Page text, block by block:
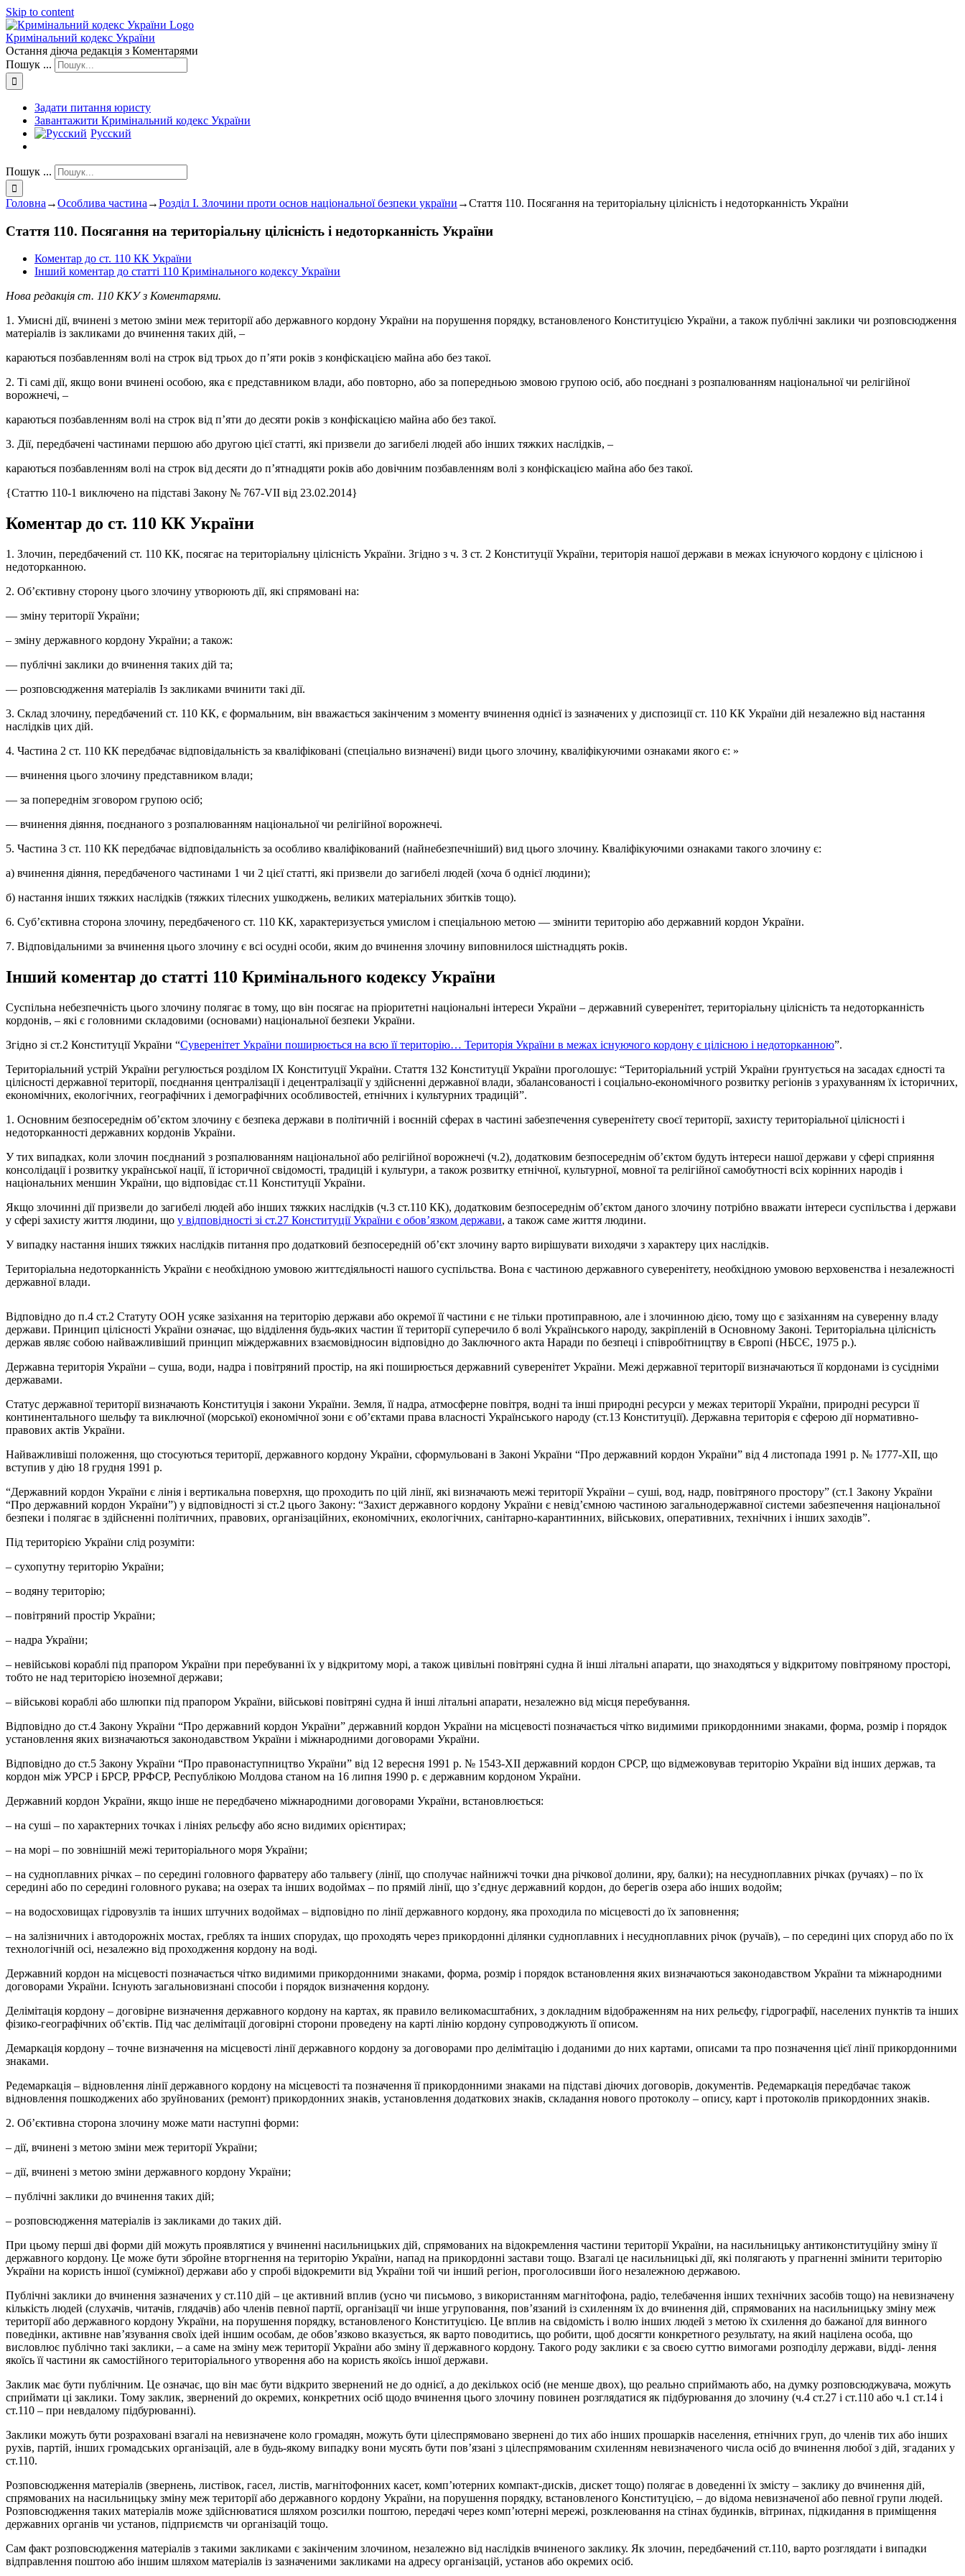
Skip to content
Кримінальний кодекс України
Остання діюча редакція з Коментарями
Пошук ...
Задати питання юристу
Завантажити Кримінальний кодекс України
Русский
Пошук ...
Головна →Особлива частина →Розділ I. Злочини проти основ національної безпеки україни →Стаття 110. Посягання на територіальну цілісність і недоторканність України
Стаття 110. Посягання на територіальну цілісність і недоторканність України
Коментар до ст. 110 КК України
Інший коментар до статті 110 Кримінального кодексу України
Нова редакція ст. 110 ККУ з Коментарями.
1. Умисні дії, вчинені з метою зміни меж території або державного кордону України на порушення порядку, встановленого Конституцією України, а також публічні заклики чи розповсюдження
матеріалів із закликами до вчинення таких дій, –
караються позбавленням волі на строк від трьох до п’яти років з конфіскацією майна або без такої.
2. Ті самі дії, якщо вони вчинені особою, яка є представником влади, або повторно, або за попередньою змовою групою осіб, або поєднані з розпалюванням національної чи релігійної
ворожнечі, –
караються позбавленням волі на строк від п’яти до десяти років з конфіскацією майна або без такої.
3. Дії, передбачені частинами першою або другою цієї статті, які призвели до загибелі людей або інших тяжких наслідків, –
караються позбавленням волі на строк від десяти до п’ятнадцяти років або довічним позбавленням волі з конфіскацією майна або без такої.
{Статтю 110-1 виключено на підставі Закону № 767-VII від 23.02.2014}
Коментар до ст. 110 КК України
1. Злочин, передбачений ст. 110 КК, посягає на територіальну цілісність України. Згідно з ч. З ст. 2 Конституції України, територія нашої держави в межах існуючого кордону є цілісною і
недоторканною.
2. Об’єктивну сторону цього злочину утворюють дії, які спрямовані на:
— зміну території України;
– зміну державного кордону України; а також:
— публічні заклики до вчинення таких дій та;
— розповсюдження матеріалів Із закликами вчинити такі дії.
3. Склад злочину, передбачений ст. 110 КК, є формальним, він вважається закінченим з моменту вчинення однієї із зазначених у диспозиції ст. 110 КК України дій незалежно від настання
наслідків цих дій.
4. Частина 2 ст. 110 КК передбачає відповідальність за кваліфіковані (спеціально визначені) види цього злочину, кваліфікуючими ознаками якого є: »
— вчинення цього злочину представником влади;
— за попереднім зговором групою осіб;
— вчинення діяння, поєднаного з розпалюванням національної чи релігійної ворожнечі.
5. Частина 3 ст. 110 КК передбачає відповідальність за особливо кваліфікований (найнебезпечніший) вид цього злочину. Кваліфікуючими ознаками такого злочину є:
а) вчинення діяння, передбаченого частинами 1 чи 2 цієї статті, які призвели до загибелі людей (хоча б однієї людини);
б) настання інших тяжких наслідків (тяжких тілесних ушкоджень, великих матеріальних збитків тощо).
6. Суб’єктивна сторона злочину, передбаченого ст. 110 КК, характеризується умислом і спеціальною метою — змінити територію або державний кордон України.
7. Відповідальними за вчинення цього злочину є всі осудні особи, яким до вчинення злочину виповнилося шістнадцять років.
Інший коментар до статті 110 Кримінального кодексу України
Суспільна небезпечність цього злочину полягає в тому, що він посягає на пріоритетні національні інтереси України – державний суверенітет, територіальну цілісність та недоторканність
кордонів, – які є головними складовими (основами) національної безпеки України.
Згідно зі ст.2 Конституції України “Суверенітет України поширюється на всю її територію… Територія України в межах існуючого кордону є цілісною і недоторканною”.
Територіальний устрій України регулюється розділом IX Конституції України. Стаття 132 Конституції України проголошує: “Територіальний устрій України ґрунтується на засадах єдності та
цілісності державної території, поєднання централізації і децентралізації у здійсненні державної влади, збалансованості і соціально-економічного розвитку регіонів з урахуванням їх історичних,
економічних, екологічних, географічних і демографічних особливостей, етнічних і культурних традицій”.
1. Основним безпосереднім об’єктом злочину є безпека держави в політичній і воєнній сферах в частині забезпечення суверенітету своєї території, захисту територіальної цілісності і
недоторканності державних кордонів України.
У тих випадках, коли злочин поєднаний з розпалюванням національної або релігійної ворожнечі (ч.2), додатковим безпосереднім об’єктом будуть інтереси нашої держави у сфері сприяння
консолідації і розвитку української нації, її історичної свідомості, традицій і культури, а також розвитку етнічної, культурної, мовної та релігійної самобутності всіх корінних народів і
національних меншин України, що відповідає ст.11 Конституції України.
Якщо злочинні дії призвели до загибелі людей або інших тяжких наслідків (ч.3 ст.110 КК), додатковим безпосереднім об’єктом даного злочину потрібно вважати інтереси суспільства і держави
у сфері захисту життя людини, що у відповідності зі ст.27 Конституції України є обов’язком держави, а також саме життя людини.
У випадку настання інших тяжких наслідків питання про додатковий безпосередній об’єкт злочину варто вирішувати виходячи з характеру цих наслідків.
Територіальна недоторканність України є необхідною умовою життєдіяльності нашого суспільства. Вона є частиною державного суверенітету, необхідною умовою верховенства і незалежності
державної влади.
Відповідно до п.4 ст.2 Статуту ООН усяке зазіхання на територію держави або окремої її частини є не тільки протиправною, але і злочинною дією, тому що є зазіханням на суверенну владу
держави. Принцип цілісності України означає, що відділення будь-яких частин її території суперечило б волі Українського народу, закріпленій в Основному Законі. Територіальна цілісність
держав являє собою найважливіший принцип міждержавних взаємовідносин відповідно до Заключного акта Наради по безпеці і співробітництву в Європі (НБСЄ, 1975 р.).
Державна територія України – суша, води, надра і повітряний простір, на які поширюється державний суверенітет України. Межі державної території визначаються її кордонами із сусідніми
державами.
Статус державної території визначають Конституція і закони України. Земля, її надра, атмосферне повітря, водні та інші природні ресурси у межах території України, природні ресурси її
континентального шельфу та виключної (морської) економічної зони є об’єктами права власності Українського народу (ст.13 Конституції). Державна територія є сферою дії нормативно-
правових актів України.
Найважливіші положення, що стосуються території, державного кордону України, сформульовані в Законі України “Про державний кордон України” від 4 листопада 1991 р. № 1777-ХІІ, що
вступив у дію 18 грудня 1991 р.
“Державний кордон України є лінія і вертикальна поверхня, що проходить по цій лінії, які визначають межі території України – суші, вод, надр, повітряного простору” (ст.1 Закону України
“Про державний кордон України”) у відповідності зі ст.2 цього Закону: “Захист державного кордону України є невід’ємною частиною загальнодержавної системи забезпечення національної
безпеки і полягає в здійсненні політичних, правових, організаційних, економічних, екологічних, санітарно-карантинних, військових, оперативних, технічних і інших заходів”.
Під територією України слід розуміти:
– сухопутну територію України;
– водяну територію;
– повітряний простір України;
– надра України;
– невійськові кораблі під прапором України при перебуванні їх у відкритому морі, а також цивільні повітряні судна й інші літальні апарати, що знаходяться у відкритому повітряному просторі,
тобто не над територією іноземної держави;
– військові кораблі або шлюпки під прапором України, військові повітряні судна й інші літальні апарати, незалежно від місця перебування.
Відповідно до ст.4 Закону України “Про державний кордон України” державний кордон України на місцевості позначається чітко видимими прикордонними знаками, форма, розмір і порядок
установлення яких визначаються законодавством України і міжнародними договорами України.
Відповідно до ст.5 Закону України “Про правонаступництво України” від 12 вересня 1991 р. № 1543-ХІІ державний кордон СРСР, що відмежовував територію України від інших держав, та
кордон між УРСР і БРСР, РРФСР, Республікою Молдова станом на 16 липня 1990 р. є державним кордоном України.
Державний кордон України, якщо інше не передбачено міжнародними договорами України, встановлюється:
– на суші – по характерних точках і лініях рельєфу або ясно видимих орієнтирах;
– на морі – по зовнішній межі територіального моря України;
– на судноплавних річках – по середині головного фарватеру або тальвегу (лінії, що сполучає найнижчі точки дна річкової долини, яру, балки); на несудноплавних річках (ручаях) – по їх
середині або по середині головного рукава; на озерах та інших водоймах – по прямій лінії, що з’єднує державний кордон, до берегів озера або інших водойм;
– на водосховищах гідровузлів та інших штучних водоймах – відповідно по лінії державного кордону, яка проходила по місцевості до їх заповнення;
– на залізничних і автодорожніх мостах, греблях та інших спорудах, що проходять через прикордонні ділянки судноплавних і несудноплавних річок (ручаїв), – по середині цих споруд або по їх
технологічній осі, незалежно від проходження кордону на воді.
Державний кордон на місцевості позначається чітко видимими прикордонними знаками, форма, розмір і порядок встановлення яких визначаються законодавством України та міжнародними
договорами України. Існують загальновизнані способи і порядок визначення кордону.
Делімітація кордону – договірне визначення державного кордону на картах, як правило великомасштабних, з докладним відображенням на них рельєфу, гідрографії, населених пунктів та інших
фізико-географічних об’єктів. Під час делімітації договірні сторони проведену на карті лінію кордону супроводжують її описом.
Демаркація кордону – точне визначення на місцевості лінії державного кордону за договорами про делімітацію і доданими до них картами, описами та про позначення цієї лінії прикордонними
знаками.
Редемаркація – відновлення лінії державного кордону на місцевості та позначення її прикордонними знаками на підставі діючих договорів, документів. Редемаркація передбачає також
відновлення пошкоджених або зруйнованих (ремонт) прикордонних знаків, установлення додаткових знаків, складання нового протоколу – опису, карт і протоколів прикордонних знаків.
2. Об’єктивна сторона злочину може мати наступні форми:
– дії, вчинені з метою зміни меж території України;
– дії, вчинені з метою зміни державного кордону України;
– публічні заклики до вчинення таких дій;
– розповсюдження матеріалів із закликами до таких дій.
При цьому перші дві форми дій можуть проявлятися у вчиненні насильницьких дій, спрямованих на відокремлення частини території України, на насильницьку антиконституційну зміну її
державного кордону. Це може бути збройне вторгнення на територію України, напад на прикордонні застави тощо. Взагалі це насильницькі дії, які полягають у прагненні змінити територію
України на користь іншої (суміжної) держави або у спробі відокремити від України той чи інший регіон, проголосивши його незалежною державою.
Публічні заклики до вчинення зазначених у ст.110 дій – це активний вплив (усно чи письмово, з використанням магнітофона, радіо, телебачення інших технічних засобів тощо) на невизначену
кількість людей (слухачів, читачів, глядачів) або членів певної партії, організації чи інше угруповання, пов’язаний із схиленням їх до вчинення дій, спрямованих на насильницьку зміну меж
території або державного кордону України, на порушення порядку, встановленого Конституцією. Це вплив на свідомість і волю інших людей з метою їх схилення до бажаної для винного
поведінки, активне нав’язування своїх ідей іншим особам, де обов’язково вказується, як варто поводитись, що робити, щоб досягти конкретного результату, на який націлена особа, що
висловлює публічно такі заклики, – а саме на зміну меж території України або зміну її державного кордону. Такого роду заклики є за своєю суттю вимогами розподілу держави, відді- лення
якоїсь її частини як самостійного територіального утворення або на користь якоїсь іншої держави.
Заклик має бути публічним. Це означає, що він має бути відкрито звернений не до однієї, а до декількох осіб (не менше двох), що реально сприймають або, на думку розповсюджувача, можуть
сприймати ці заклики. Тому заклик, звернений до окремих, конкретних осіб щодо вчинення цього злочину повинен розглядатися як підбурювання до злочину (ч.4 ст.27 і ст.110 або ч.1 ст.14 і
ст.110 – при невдалому підбурюванні).
Заклики можуть бути розраховані взагалі на невизначене коло громадян, можуть бути цілеспрямовано звернені до тих або інших прошарків населення, етнічних груп, до членів тих або інших
рухів, партій, інших громадських організацій, але в будь-якому випадку вони мусять бути пов’язані з цілеспрямованим схиленням невизначеного числа осіб до вчинення любої з дій, згаданих у
ст.110.
Розповсюдження матеріалів (звернень, листівок, гасел, листів, магнітофонних касет, комп’ютерних компакт-дисків, дискет тощо) полягає в доведенні їх змісту – заклику до вчинення дій,
спрямованих на насильницьку зміну меж території або державного кордону України, на порушення порядку, встановленого Конституцією, – до відома невизначеної або певної групи людей.
Розповсюдження таких матеріалів може здійснюватися шляхом розсилки поштою, передачі через комп’ютерні мережі, розклеювання на стінах будинків, вітринах, підкидання в приміщення
державних органів чи установ, підприємств чи організацій тощо.
Сам факт розповсюдження матеріалів з такими закликами є закінченим злочином, незалежно від наслідків вчиненого заклику. Як злочин, передбачений ст.110, варто розглядати і випадки
відправлення поштою або іншим шляхом матеріалів із зазначеними закликами на адресу організацій, установ або окремих осіб.